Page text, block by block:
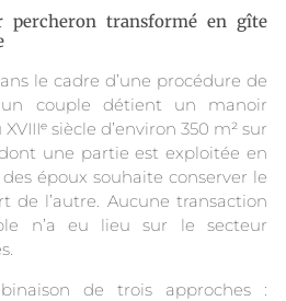
percheron transformé en gîte
le cadre d’une procédure de
un couple détient un manoir
siècle d’environ 350 m² sur
une partie est exploitée en
époux souhaite conserver le
de l’autre. Aucune transaction
n’a eu lieu sur le secteur
de trois approches :